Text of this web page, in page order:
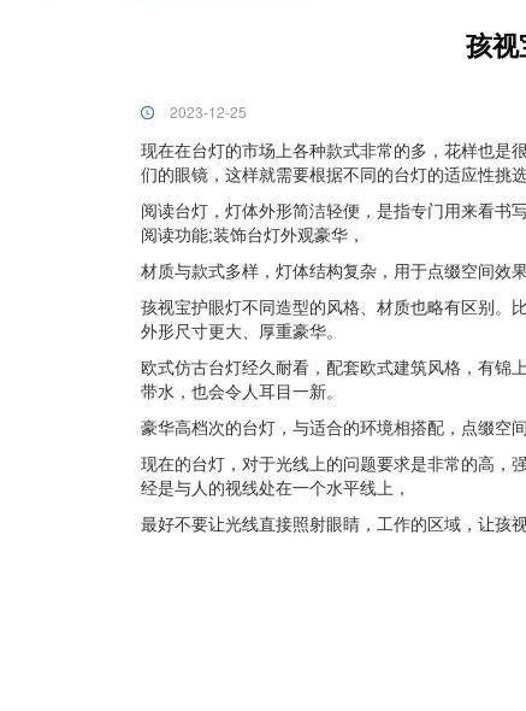
孩
2023-12-25
现在在台灯的市场上各种款式非常的多，花样也是
们的眼镜，这样就需要根据不同的台灯的适应性挑
阅读台灯，灯体外形简洁轻便，是指专门用来看书
阅读功能;装饰台灯外观豪华，
材质与款式多样，灯体结构复杂，用于点缀空间效
孩视宝护眼灯不同造型的风格、材质也略有区别。
外形尺寸更大、厚重豪华。
欧式仿古台灯经久耐看，配套欧式建筑风格，有锦
带水，也会令人耳目一新。
豪华高档次的台灯，与适合的环境相搭配，点缀空
现在的台灯，对于光线上的问题要求是非常的高，
经是与人的视线处在一个水平线上，
最好不要让光线直接照射眼睛，工作的区域，让孩